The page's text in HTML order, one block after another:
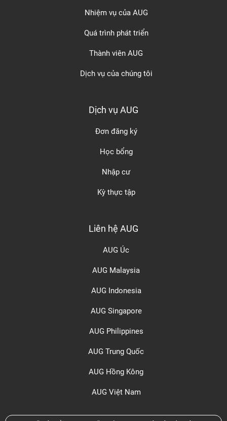
Nhiệm vụ của AUG
Quá trình phát triển
Thành viên AUG
Dịch vụ của chúng tôi
Dịch vụ AUG
Đơn đăng ký
Học bổng
Nhập cư
Kỳ thực tập
Liên hệ AUG
AUG Úc
AUG Malaysia
AUG Indonesia
AUG Singapore
AUG Philippines
AUG Trung Quốc
AUG Hồng Kông
AUG Việt Nam